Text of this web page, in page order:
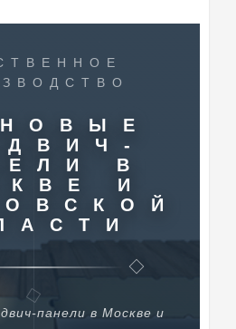
В
И
панели в Москве и